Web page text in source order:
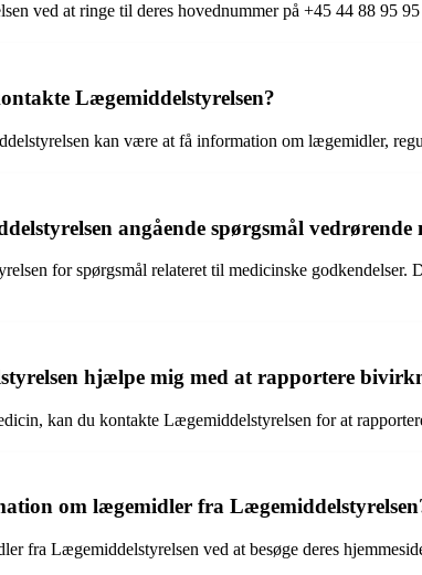
ved at ringe til deres hovednummer på +45 44 88 95
Lægemiddelstyrelsen?
kan være at få information om lægemidler,
angående spørgsmål vedrørende
for spørgsmål relateret til medicinske
hjælpe mig med at rapportere
kan du kontakte Lægemiddelstyrelsen for at
om lægemidler fra
fra Lægemiddelstyrelsen ved at besøge deres